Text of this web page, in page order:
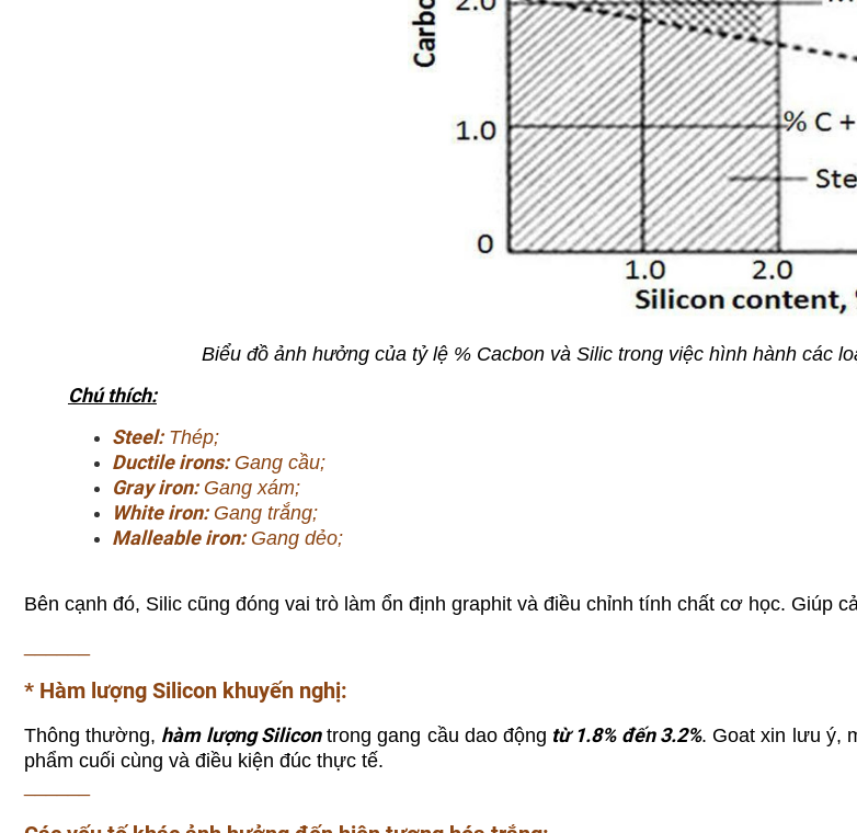
Biểu đồ ảnh hưởng của tỷ lệ % Cacbon và Silic trong việc hình hành các
Chú thích:
Steel:Thép;
Ductile irons:Gang cầu;
Gray iron:Gang xám;
White iron:Gang trắng;
Malleable iron:Gang dẻo;
Bên cạnh đó, Silic cũng đóng vai trò làm ổn định graphit và điều chỉnh tính chất cơ học. Giúp
* Hàm lượng Silicon khuyến nghị:
Thông thường, hàm lượng Silicontrong gang cầu dao động từ 1.8% đến 3.2%. Goat xin lưu ý,
phẩm cuối cùng và điều kiện đúc thực tế.